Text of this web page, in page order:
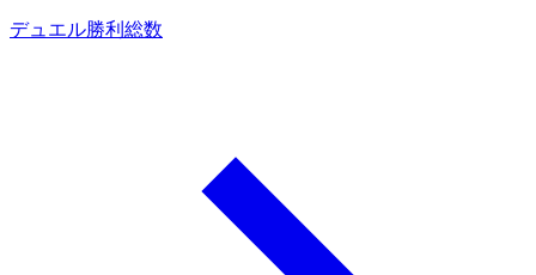
デュエル勝利総数